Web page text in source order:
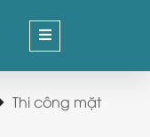
Thi công mặt